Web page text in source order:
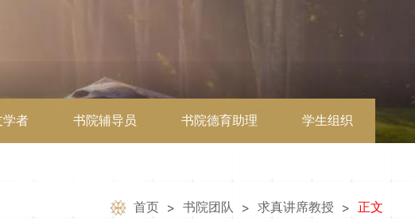
学者 书院辅导员 书院德育助理 学生组织
首页 > 书院团队 > 求真讲席教授 > 正文